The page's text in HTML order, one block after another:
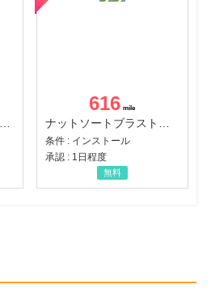
を5にする（ユーザーレベル5に到達する））（Android）
616
条件 : インストール
承認 : 1日程度
無料